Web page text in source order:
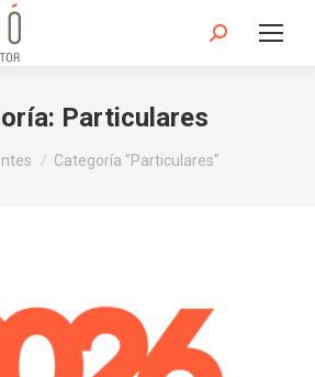
Buscar:
Particulares
Categoría "Particulares"